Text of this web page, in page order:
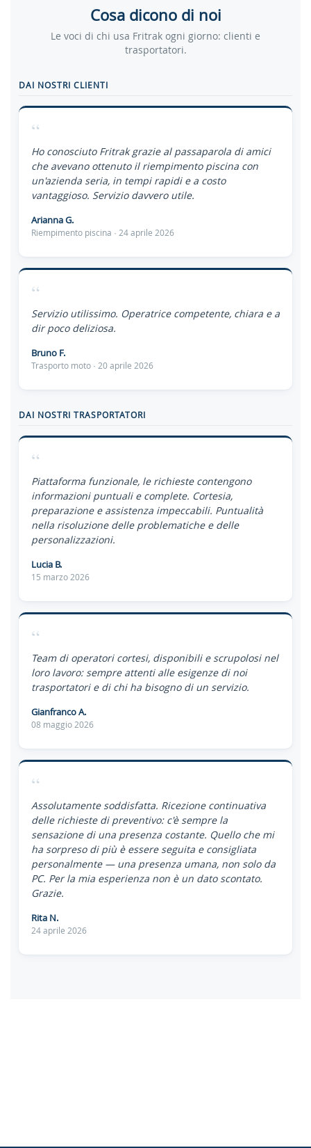
Cosa dicono di noi
Le voci di chi usa Fritrak ogni giorno: clienti e
trasportatori.
DAI NOSTRI CLIENTI
“
Ho conosciuto Fritrak grazie al passaparola di amici
che avevano ottenuto il riempimento piscina con
un'azienda seria, in tempi rapidi e a costo
vantaggioso. Servizio davvero utile.
Arianna G.
Riempimento piscina · 24 aprile 2026
“
Servizio utilissimo. Operatrice competente, chiara e a
dir poco deliziosa.
Bruno F.
Trasporto moto · 20 aprile 2026
DAI NOSTRI TRASPORTATORI
“
Piattaforma funzionale, le richieste contengono
informazioni puntuali e complete. Cortesia,
preparazione e assistenza impeccabili. Puntualità
nella risoluzione delle problematiche e delle
personalizzazioni.
Lucia B.
15 marzo 2026
“
Team di operatori cortesi, disponibili e scrupolosi nel
loro lavoro: sempre attenti alle esigenze di noi
trasportatori e di chi ha bisogno di un servizio.
Gianfranco A.
08 maggio 2026
“
Assolutamente soddisfatta. Ricezione continuativa
delle richieste di preventivo: c'è sempre la
sensazione di una presenza costante. Quello che mi
ha sorpreso di più è essere seguita e consigliata
personalmente — una presenza umana, non solo da
PC. Per la mia esperienza non è un dato scontato.
Grazie.
Rita N.
24 aprile 2026